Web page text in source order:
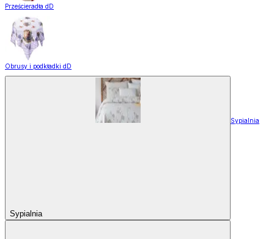
Prześcieradła dD
Obrusy i podkładki dD
Sypialnia
Sypialnia